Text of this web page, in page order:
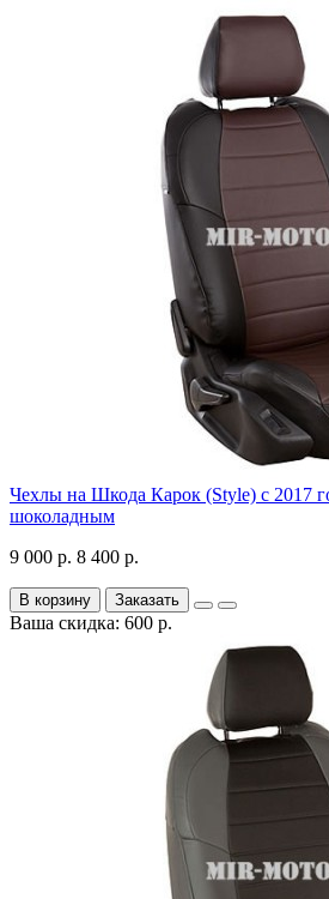
Чехлы на Шкода Карок (Style) с 2017
шоколадным
9 000 р. 8 400 р.
В корзину Заказать
Ваша скидка: 600 р.